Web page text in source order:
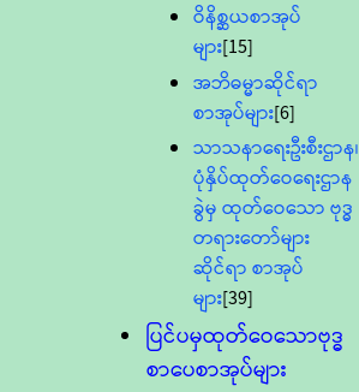
ဝိနိစ္ဆယစာအုပ်
များ[15]
အဘိဓမ္မာဆိုင်ရာ
စာအုပ်များ[6]
သာသနာရေးဦးစီးဌာန၊
ပုံနှိပ်ထုတ်ဝေရေးဌာန
ခွဲမှ ထုတ်ဝေသော ဗုဒ္ဓ
တရားတော်များ
ဆိုင်ရာ စာအုပ်
များ[39]
ပြင်ပမှထုတ်ဝေသောဗုဒ္ဓ
စာပေစာအုပ်များ